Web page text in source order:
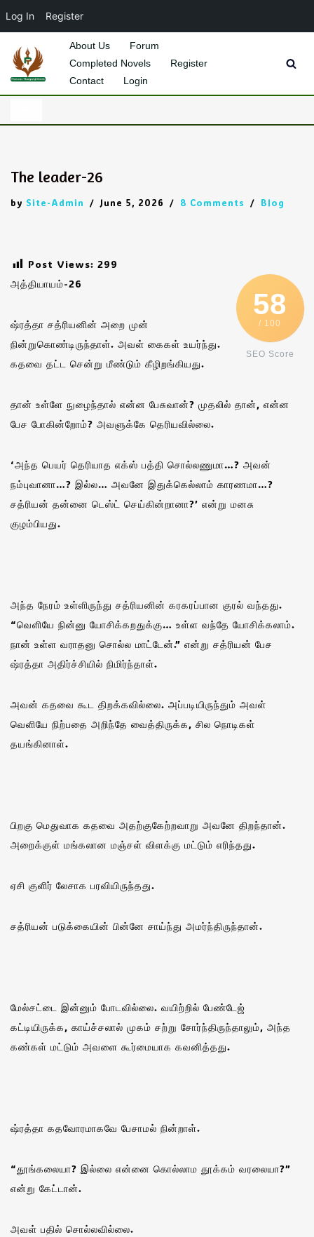
Log In Register
Skip
About Us
Forum
Completed Novels
Register
Contact
Login
The leader-26
by Site-Admin June 5, 2026 8 Comments Blog
Post Views: 299
58
/ 100
SEO Score
அத்தியாயம்-26
ஷ்ரத்தா சத்ரியனின் அறை முன்
நின்றுகொண்டிருந்தாள். அவள் கைகள் உயர்ந்து.
கதவை தட்ட சென்று மீண்டும் கீழிறங்கியது.
தான் உள்ளே நுழைந்தால் என்ன பேசுவான்? முதலில் தான், என்ன
பேச போகின்றோம்? அவளுக்கே தெரியவில்லை.
‘அந்த பெயர் தெரியாத எக்ஸ் பத்தி சொல்லணுமா…? அவன்
நம்புவானா…? இல்ல… அவனே இதுக்கெல்லாம் காரணமா…?
சத்ரியன் தன்னை டெஸ்ட் செய்கின்றானா?’ என்று மனசு
குழம்பியது.
அந்த நேரம் உள்ளிருந்து சத்ரியனின் கரகரப்பான குரல் வந்தது.
“வெளியே நின்னு யோசிக்கறதுக்கு… உள்ள வந்தே யோசிக்கலாம்.
நான் உள்ள வராதனு சொல்ல மாட்டேன்.” என்று சத்ரியன் பேச
ஷ்ரத்தா அதிர்ச்சியில் நிமிர்ந்தாள்.
அவன் கதவை கூட திறக்கவில்லை. அப்படியிருந்தும் அவள்
வெளியே நிற்பதை அறிந்தே வைத்திருக்க, சில நொடிகள்
தயங்கினாள்.
பிறகு மெதுவாக கதவை அதற்குகேற்றவாறு அவனே திறந்தான்.
அறைக்குள் மங்கலான மஞ்சள் விளக்கு மட்டும் எரிந்தது.
ஏசி குளிர் லேசாக பரவியிருந்தது.
சத்ரியன் படுக்கையின் பின்னே சாய்ந்து அமர்ந்திருந்தான்.
மேல்சட்டை இன்னும் போடவில்லை. வயிற்றில் பேண்டேஜ்
கட்டியிருக்க, காய்ச்சலால் முகம் சற்று சோர்ந்திருந்தாலும், அந்த
கண்கள் மட்டும் அவளை கூர்மையாக கவனித்தது.
ஷ்ரத்தா கதவோரமாகவே பேசாமல் நின்றாள்.
“தூங்கலையா? இல்லை என்னை கொல்லாம தூக்கம் வரலையா?”
என்று கேட்டான்.
அவள் பதில் சொல்லவில்லை.